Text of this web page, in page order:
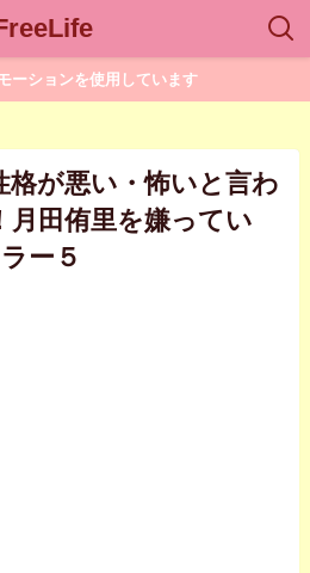
ーションを使用しています
格が悪い・怖いと言わ
月田侑里を嫌ってい
ー５